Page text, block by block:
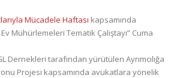
Mücadele Haftası kapsamında
Mühürlemeleri Tematik Çalıştayı” Cuma
Dernekleri tarafından yürütülen Ayrımcılığa
Projesi kapsamında avukatlara yönelik